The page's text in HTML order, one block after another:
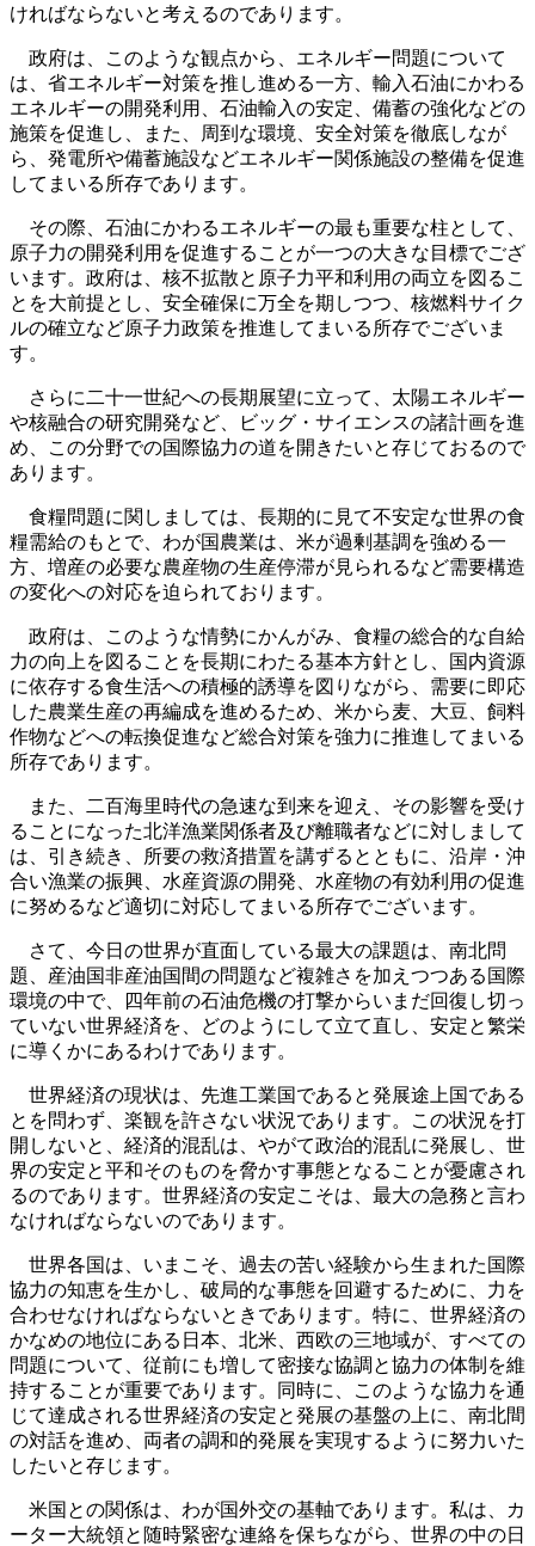
ければならないと考えるのであります。
政府は、このような観点から、エネルギー問題について
は、省エネルギー対策を推し進める一方、輸入石油にかわる
エネルギーの開発利用、石油輸入の安定、備蓄の強化などの
施策を促進し、また、周到な環境、安全対策を徹底しなが
ら、発電所や備蓄施設などエネルギー関係施設の整備を促進
してまいる所存であります。
その際、石油にかわるエネルギーの最も重要な柱として、
原子力の開発利用を促進することが一つの大きな目標でござ
います。政府は、核不拡散と原子力平和利用の両立を図るこ
とを大前提とし、安全確保に万全を期しつつ、核燃料サイク
ルの確立など原子力政策を推進してまいる所存でございま
す。
さらに二十一世紀への長期展望に立って、太陽エネルギー
や核融合の研究開発など、ビッグ・サイエンスの諸計画を進
め、この分野での国際協力の道を開きたいと存じておるので
あります。
食糧問題に関しましては、長期的に見て不安定な世界の食
糧需給のもとで、わが国農業は、米が過剰基調を強める一
方、増産の必要な農産物の生産停滞が見られるなど需要構造
の変化への対応を迫られております。
政府は、このような情勢にかんがみ、食糧の総合的な自給
力の向上を図ることを長期にわたる基本方針とし、国内資源
に依存する食生活への積極的誘導を図りながら、需要に即応
した農業生産の再編成を進めるため、米から麦、大豆、飼料
作物などへの転換促進など総合対策を強力に推進してまいる
所存であります。
また、二百海里時代の急速な到来を迎え、その影響を受け
ることになった北洋漁業関係者及び離職者などに対しまして
は、引き続き、所要の救済措置を講ずるとともに、沿岸・沖
合い漁業の振興、水産資源の開発、水産物の有効利用の促進
に努めるなど適切に対応してまいる所存でございます。
さて、今日の世界が直面している最大の課題は、南北問
題、産油国非産油国間の問題など複雑さを加えつつある国際
環境の中で、四年前の石油危機の打撃からいまだ回復し切っ
ていない世界経済を、どのようにして立て直し、安定と繁栄
に導くかにあるわけであります。
世界経済の現状は、先進工業国であると発展途上国である
とを問わず、楽観を許さない状況であります。この状況を打
開しないと、経済的混乱は、やがて政治的混乱に発展し、世
界の安定と平和そのものを脅かす事態となることが憂慮され
るのであります。世界経済の安定こそは、最大の急務と言わ
なければならないのであります。
世界各国は、いまこそ、過去の苦い経験から生まれた国際
協力の知恵を生かし、破局的な事態を回避するために、力を
合わせなければならないときであります。特に、世界経済の
かなめの地位にある日本、北米、西欧の三地域が、すべての
問題について、従前にも増して密接な協調と協力の体制を維
持することが重要であります。同時に、このような協力を通
じて達成される世界経済の安定と発展の基盤の上に、南北間
の対話を進め、両者の調和的発展を実現するように努力いた
したいと存じます。
米国との関係は、わが国外交の基軸であります。私は、カ
ーター大統領と随時緊密な連絡を保ちながら、世界の中の日